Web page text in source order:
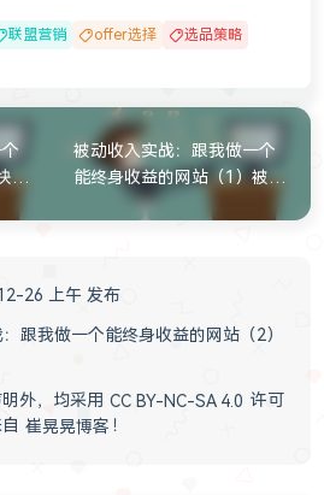
联盟营销 offer选择 选品策略
速
被动收入实战：跟我做一个
能终身收益的网站（1）被动
收入背后的逻辑
26 上午 发布
跟我做一个能终身收益的网站（2）
外，均采用 CC BY-NC-SA 4.0 许可
崔晃晃博客 ！